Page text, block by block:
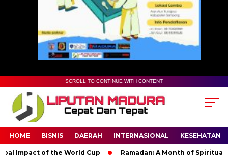
SCROLL TO CONTINUE WITH CONTENT
HOME BISNIS DAERAH INTERNASIONAL KESEHATAN
of the World Cup Ramadan: A Month of Spiritual